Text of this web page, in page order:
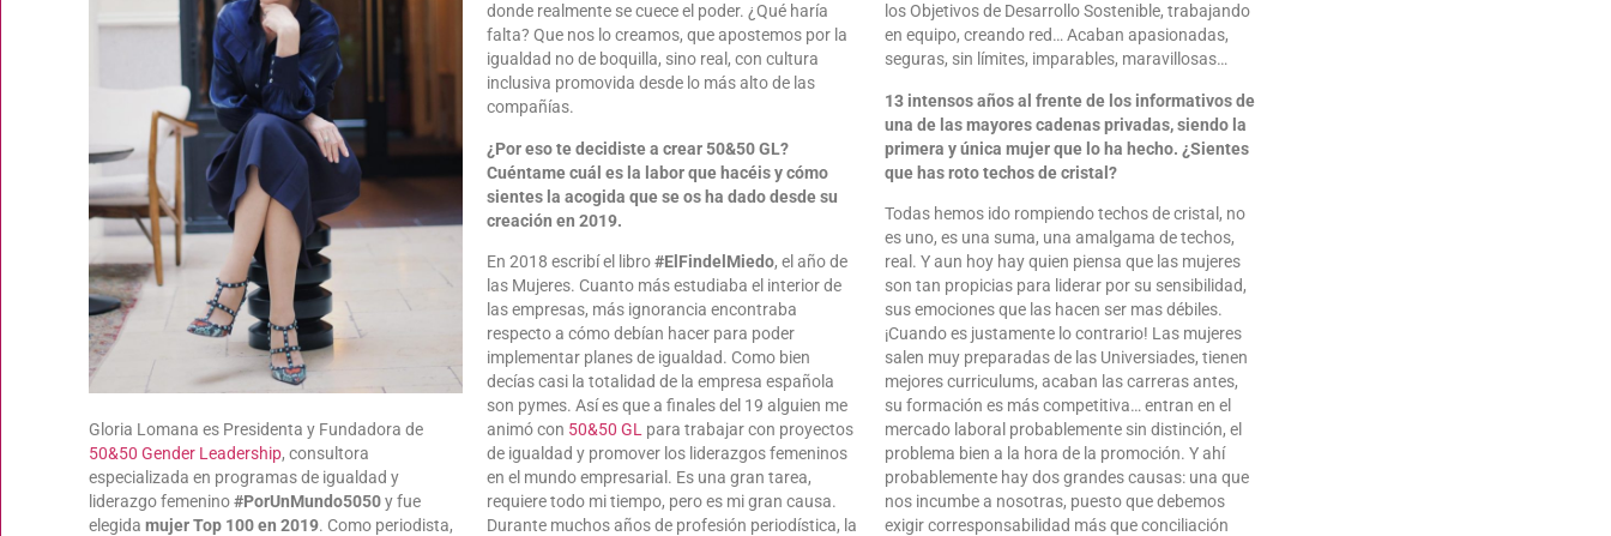
Gloria Lomana es Presidenta y Fundadora de
50&50 Gender Leadership, consultora
especializada en programas de igualdad y
liderazgo femenino#PorUnMundo5050y fue
elegida mujer Top 100 en 2019. Como periodista,
donde realmente se cuece el poder. ¿Qué haría
falta? Que nos lo creamos, que apostemos por la
igualdad no de boquilla, sino real, con cultura
inclusiva promovida desde lo más alto de las
compañías.
¿Por eso te decidiste a crear 50&50 GL?
Cuéntame cuál es la labor que hacéis y cómo
sientes la acogida que se os ha dado desde su
creación en 2019.
En 2018 escribí el libro#ElFindelMiedo, el año de
las Mujeres. Cuanto más estudiaba el interior de
las empresas, más ignorancia encontraba
respecto a cómo debían hacer para poder
implementar planes de igualdad. Como bien
decías casi la totalidad de la empresa española
son pymes. Así es que a finales del 19 alguien me
animó con 50&50 GL para trabajar con proyectos
de igualdad y promover los liderazgos femeninos
en el mundo empresarial. Es una gran tarea,
requiere todo mi tiempo, pero es mi gran causa.
Durante muchos años de profesión periodística, la
los Objetivos de Desarrollo Sostenible, trabajando
en equipo, creando red… Acaban apasionadas,
seguras, sin límites, imparables, maravillosas…
13 intensos años al frente de los informativos de
una de las mayores cadenas privadas, siendo la
primera y única mujer que lo ha hecho. ¿Sientes
que has roto techos de cristal?
Todas hemos ido rompiendo techos de cristal, no
es uno, es una suma, una amalgama de techos,
real. Y aun hoy hay quien piensa que las mujeres
son tan propicias para liderar por su sensibilidad,
sus emociones que las hacen ser mas débiles.
¡Cuando es justamente lo contrario! Las mujeres
salen muy preparadas de las Universiades, tienen
mejores curriculums, acaban las carreras antes,
su formación es más competitiva… entran en el
mercado laboral probablemente sin distinción, el
problema bien a la hora de la promoción. Y ahí
probablemente hay dos grandes causas: una que
nos incumbe a nosotras, puesto que debemos
exigir corresponsabilidad más que conciliación